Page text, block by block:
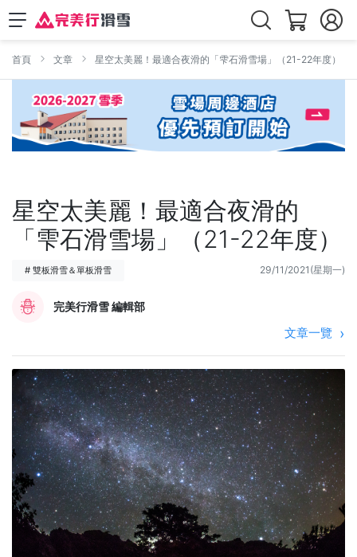
首頁 文章 星空太美麗！最適合夜滑的「雫石滑雪場」（21-22年度）
星空太美麗！最適合夜滑的
「雫石滑雪場」（21-22年度）
# 雙板滑雪＆單板滑雪 29/11/2021(星期一)
完美行滑雪 編輯部
文章一覽